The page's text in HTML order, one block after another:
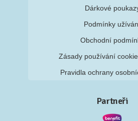
Dárkové
Podmínky
Obchodní
Zásady používání
Pravidla ochrany
Partneři